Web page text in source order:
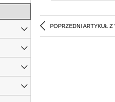
POPRZEDNI ARTYKUŁ Z